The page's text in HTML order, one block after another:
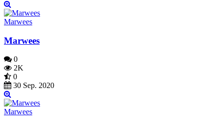
Marwees
Marwees
0
2K
0
30 Sep. 2020
Marwees